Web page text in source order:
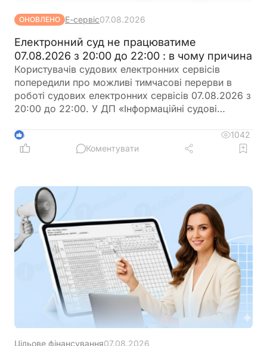
ОНОВЛЕНО Е-сервіс07.08.2026
Електронний суд не працюватиме
07.08.2026 з 20:00 до 22:00 : в чому причина
Користувачів судових електронних сервісів
попередили про можливі тимчасові перерви в
роботі судових електронних сервісів 07.08.2026 з
20:00 до 22:00. У ДП «Інформаційні судові
час планування роботи із сервісами
6
1042
Коментувати
Цільове фінансування07.08.2026